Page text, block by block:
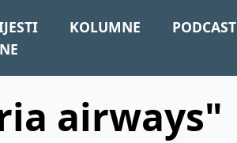
KOLUMNE PODCAST
airways"